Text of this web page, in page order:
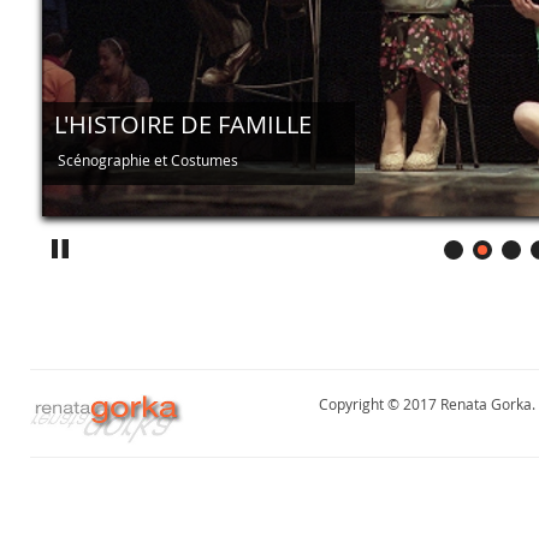
L'HISTOIRE DE FAMILLE
Scénographie et Costumes
L'HISTOIRE DE FAMILLE
Scénographie et Costumes
Copyright © 2017 Renata